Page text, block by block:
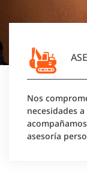
Nos
necesidades
asesoría